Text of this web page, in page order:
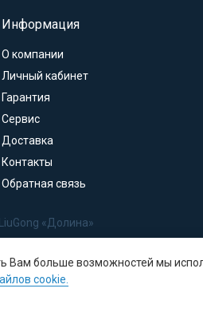
Информация
О компании
Личный кабинет
Гарантия
Сервис
Доставка
Контакты
Обратная связь
«Долина»
данных
Вам больше возможностей мы
cookie.